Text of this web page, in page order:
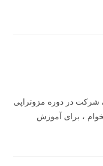
شرکت در دوره مزوتراپی
، برای آموزش